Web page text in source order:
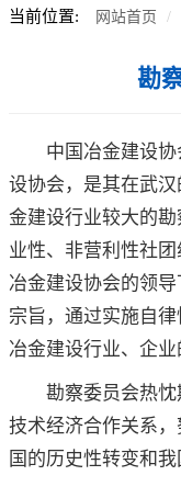
当前位置: 网站首页
勘
中国冶金建设
设协会，是其在武
金建设行业较大的
业性、非营利性社
冶金建设协会的领
宗旨，通过实施自
冶金建设行业、企业
勘察委员会热
技术经济合作关系
国的历史性转变和